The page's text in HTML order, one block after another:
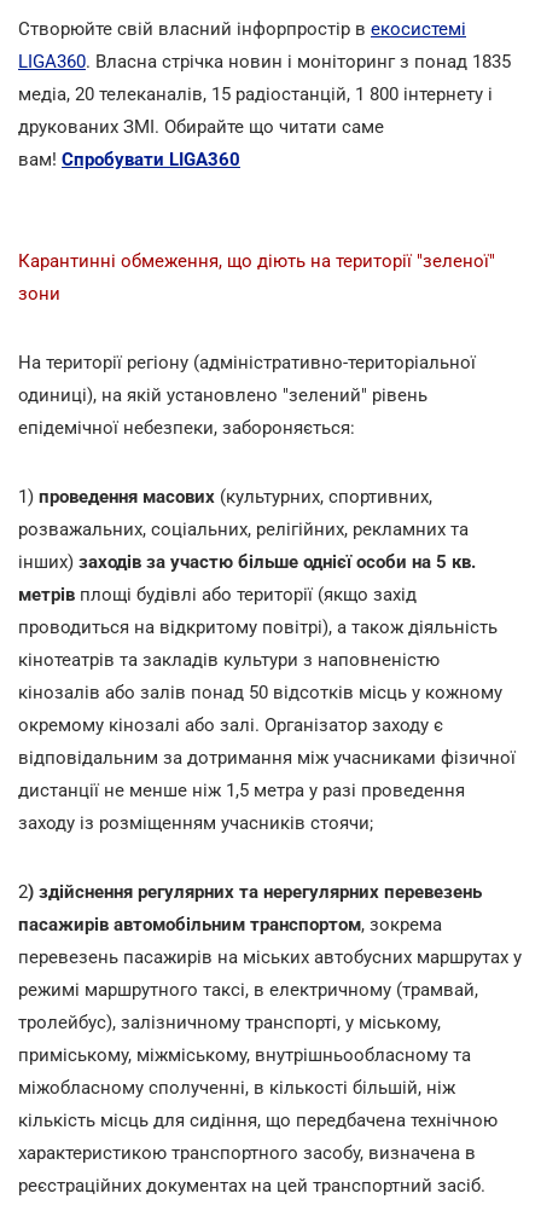
Створюйте свій власний інфорпростір в екосистемі
LIGA360. Власна стрічка новин і моніторинг з понад 1835
медіа, 20 телеканалів, 15 радіостанцій, 1 800 інтернету і
друкованих ЗМІ. Обирайте що читати саме
вам! Спробувати LIGA360
Карантинні обмеження, що діють на території "зеленої"
зони
На території регіону (адміністративно-територіальної
одиниці), на якій установлено "зелений" рівень
епідемічної небезпеки, забороняється:
1) проведення масових (культурних, спортивних,
розважальних, соціальних, релігійних, рекламних та
інших) заходів за участю більше однієї особи на 5 кв.
метрів площі будівлі або території (якщо захід
проводиться на відкритому повітрі), а також діяльність
кінотеатрів та закладів культури з наповненістю
кінозалів або залів понад 50 відсотків місць у кожному
окремому кінозалі або залі. Організатор заходу є
відповідальним за дотримання між учасниками фізичної
дистанції не менше ніж 1,5 метра у разі проведення
заходу із розміщенням учасників стоячи;
2) здійснення регулярних та нерегулярних перевезень
пасажирів автомобільним транспортом, зокрема
перевезень пасажирів на міських автобусних маршрутах у
режимі маршрутного таксі, в електричному (трамвай,
тролейбус), залізничному транспорті, у міському,
приміському, міжміському, внутрішньообласному та
міжобласному сполученні, в кількості більшій, ніж
кількість місць для сидіння, що передбачена технічною
характеристикою транспортного засобу, визначена в
реєстраційних документах на цей транспортний засіб.